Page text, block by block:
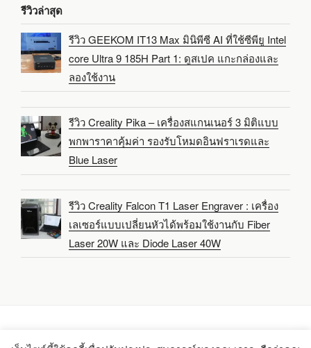
รีวิวล่าสุด
รีวิว GEEKOM IT13 Max มินิพีซี AI ที่ใช้ซีพียู Intel
core Ultra 9 185H Part 1: ดูสเปค แกะกล่องและ
ลองใช้งาน
รีวิว Creality Pika – เครื่องสแกนเนอร์ 3 มิติแบบ
พกพาราคาคุ้มค่า รองรับโหมดอินฟราเรดและ
Blue Laser
รีวิว Creality Falcon T1 Laser Engraver : เครื่อง
เลเซอร์แบบเปลี่ยนหัวได้พร้อมใช้งานกับ Fiber
Laser 20W และ Diode Laser 40W